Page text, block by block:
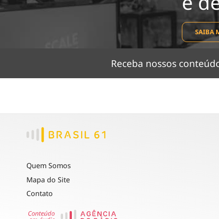
SAIBA
Receba nossos
Quem Somos
Mapa do Site
Contato